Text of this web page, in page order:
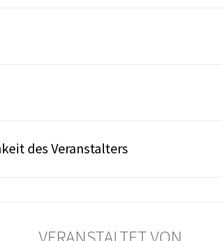
des Veranstalters